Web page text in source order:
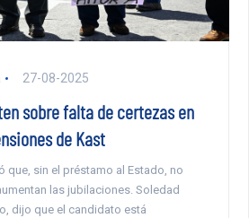
27-08-2025
sobre falta de certezas en
de Kast
que, sin el préstamo al Estado, no
las jubilaciones. Soledad
dijo que el candidato está